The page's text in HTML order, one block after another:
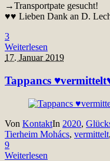
→Transportpate gesucht!
♥♥ Lieben Dank an D.
3
Weiterlesen
17. Januar 2019
Tappancs
Von KontaktIn 2020,
Tierheim Mohács, vermittelt,
9
Weiterlesen